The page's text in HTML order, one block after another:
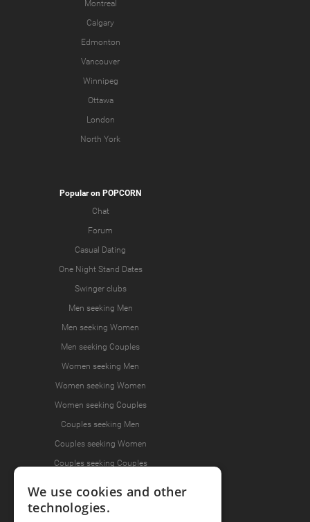
Montreal
Calgary
Edmonton
Vancouver
Winnipeg
Ottawa
London
North York
Popular on POPCORN
Chat
Forum
Casual Dating
One Night Stand Dates
Swinger clubs
Men seeking Men
Men seeking Women
Men seeking Couples
Women seeking Men
Women seeking Women
Women seeking Couples
Couples seeking Men
Couples seeking Women
Couples seeking Couples
Join the Fun
We use cookies and other
technologies.